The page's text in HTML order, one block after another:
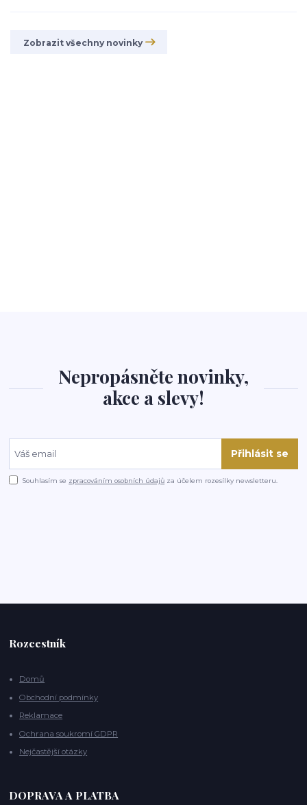
Zobrazit všechny novinky
Nepropásněte novinky,
akce a slevy!
Přihlásit se
Souhlasím se zpracováním osobních údajů za účelem rozesílky newsletteru.
Rozcestník
Domů
Obchodní podmínky
Reklamace
Ochrana soukromí GDPR
Nejčastější otázky
DOPRAVA A PLATBA